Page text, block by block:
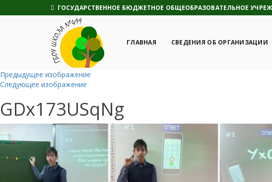
ГОСУДАРСТВЕННОЕ БЮДЖЕТНОЕ ОБЩЕОБРАЗОВАТЕЛЬНОЕ
ГЛАВНАЯ СВЕДЕНИЯ ОБ ОРГАНИЗАЦИИ
Предыдущее изображение
Следующее изображение
GDx173USqNg